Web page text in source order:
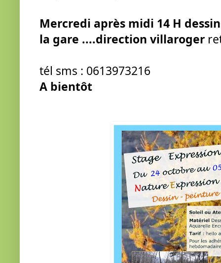
Mercredi après midi 14 H
la gare ....direction villaroger
tél sms : 0613973216
A bientôt